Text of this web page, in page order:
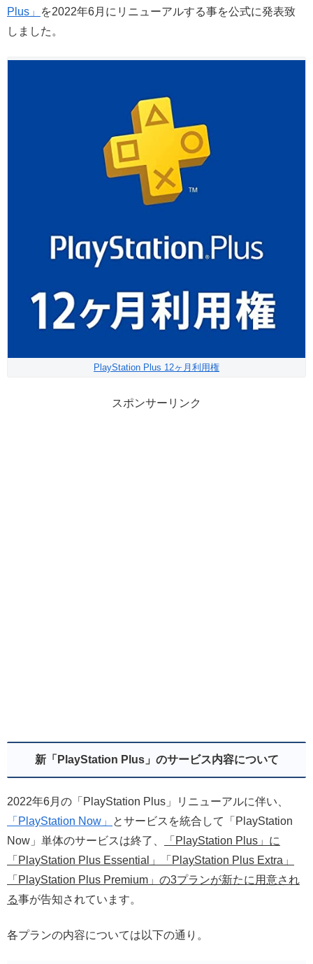
Plus」
を2022年6月にリニューアルする事を公式に発表致
しました。
PlayStation Plus 12ヶ月利用権
スポンサーリンク
新「PlayStation Plus」のサービス内容について
2022年6月の「PlayStation Plus」リニューアルに伴い、
「PlayStation Now」
とサービスを統合して「PlayStation
Now」単体のサービスは終了、
「PlayStation Plus」に
「PlayStation Plus Essential」「PlayStation Plus Extra」
「PlayStation Plus Premium」の3プランが新たに用意され
る事が告知されています。
各プランの内容については以下の通り。